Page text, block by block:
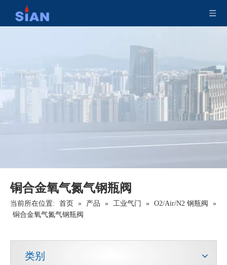
铜合金氧气氮气钢瓶阀
当前所在位置: 首页 » 产品 » 工业气门 » O2/Air/N2 钢瓶阀
»
铜合金氧气氮气钢瓶阀
类别
黄铜锌保护泄压灭火阀